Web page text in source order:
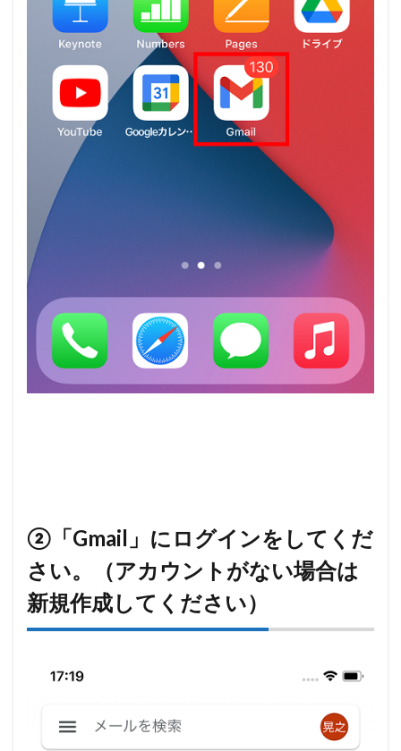
②「Gmail」にログインをしてくだ
さい。（アカウントがない場合は
新規作成してください）